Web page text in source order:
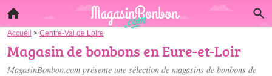
Accueil > Centre-Val de Loire
Magasin de bonbons en Eure-et-Loir
MagasinBonbon.com présente une sélection de magasins de bonbons de